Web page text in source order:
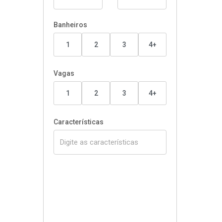
Banheiros
1 2 3 4+
Vagas
1 2 3 4+
Características